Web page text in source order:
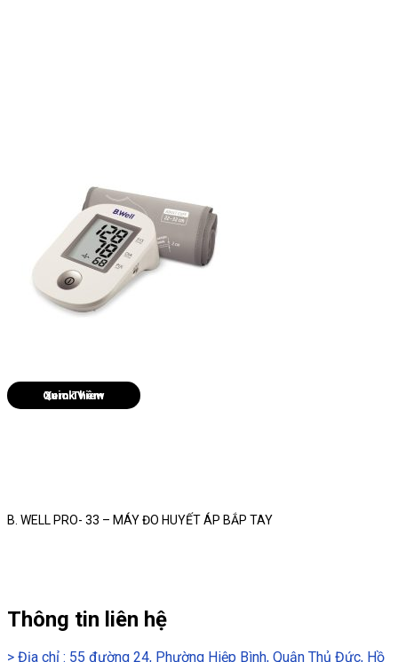
Quick View
B. WELL PRO- 33 – MÁY ĐO HUYẾT ÁP BẮP TAY
Thông tin liên hệ
> Địa chỉ : 55 đường 24, Phường Hiệp Bình, Quận Thủ Đức, Hồ